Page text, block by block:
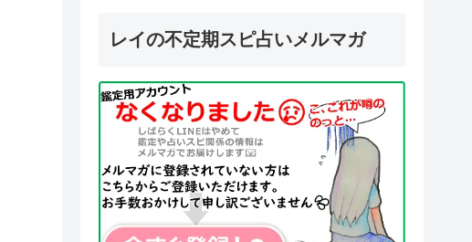
レイの不定期スピ占いメルマガ